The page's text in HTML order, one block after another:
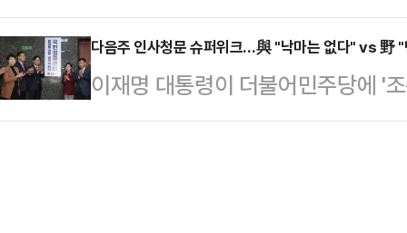
의 스킨…
달라"라고 말했다.국회 탄핵소추위
윤석열 전 대통령 탄핵 소추를 추진
날 북콘서트엔 최기상·권향엽·민형
주철현 민주당 의…
다.한국갤럽이 지난 1∼3일 이동통
출을 활용해 '이재명 대통령이 대통
는지, 잘못 수행하고 있다고 보는
있다'고 긍정평가했다.이 대통령의
다음주 인사청문 슈퍼위크…與 "낙마는 없다" vs 野
이재명 대통령이 더불어민주당에 '
힘은 '송곳 검증'을 예고했다. 민주